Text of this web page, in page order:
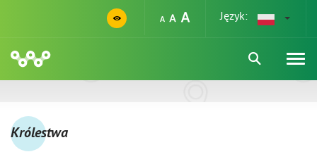
Język:
Królestwa